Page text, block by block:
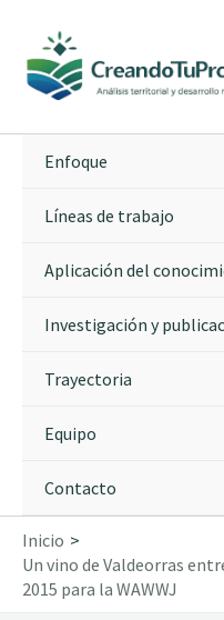
contenido
Enfoque
Líneas de trabajo
Aplicación del
Investigación y
Trayectoria
Equipo
Contacto
Inicio
Un vino de Valdeorras
2015 para la WAWWJ